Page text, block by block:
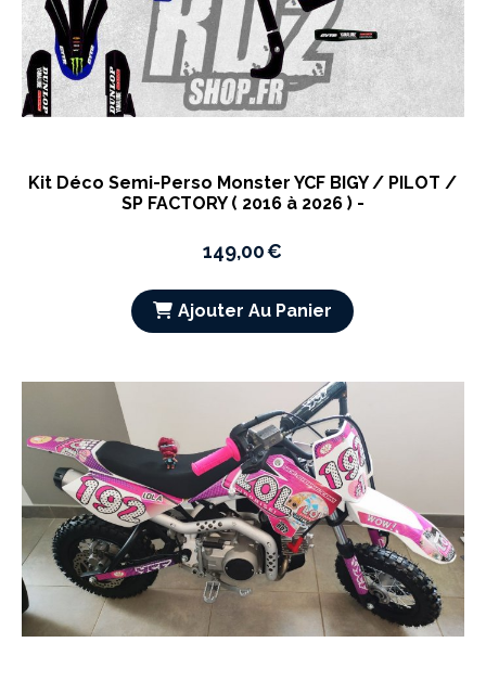
Kit Déco Semi-Perso Monster YCF BIGY / PILOT /
SP FACTORY ( 2016 à 2026 ) -
149,00€
Ajouter Au Panier